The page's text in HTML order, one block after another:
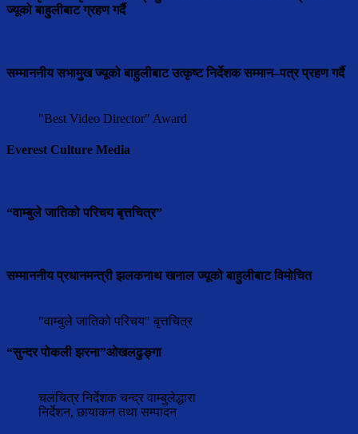
ज्यूको बाहुलीबाट ग्रहण गर्दै
सम्माननीय सभामुुख ज्यूको बाहुलीबाट उत्कृष्ट निर्देशक सम्मान–पत्र प्रहण गर्दै
"Best Video Director" Award
Everest Culture Media
“वाम्बुले जातिको परिचय बृत्तचित्र”
सम्माननीय प्रधानमन्त्री झलकनाथ खनाल ज्यूको बाहुलीबाट विमोचित
"वाम्बुले जातिको परिचय" बृत्तचित्र
“सुन्दर पोकली झरना”ओखलढुङ्गा
चलचित्र निर्देशक चन्द्र वाम्बुलेद्धारा
निर्देशन, छायाकन तथा सम्पादन